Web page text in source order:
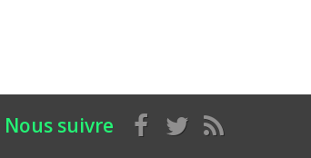
Nous suivre